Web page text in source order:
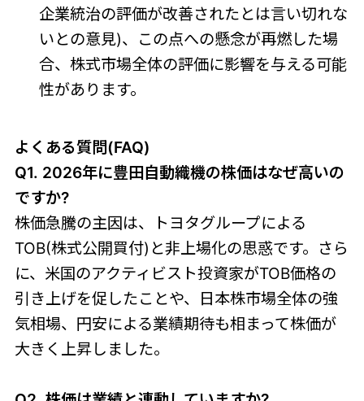
企業統治の評価が改善されたとは言い切れな
いとの意見)、この点への懸念が再燃した場
合、株式市場全体の評価に影響を与える可能
性があります。
よくある質問(FAQ)
Q1. 2026年に豊田自動織機の株価はなぜ高いの
ですか?
株価急騰の主因は、トヨタグループによる
TOB(株式公開買付)と非上場化の思惑です。さら
に、米国のアクティビスト投資家がTOB価格の
引き上げを促したことや、日本株市場全体の強
気相場、円安による業績期待も相まって株価が
大きく上昇しました。